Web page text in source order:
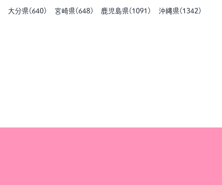
大分県( 640) 宮崎県( 648) 鹿児島県( 1091 ) 沖縄県( 1342 )